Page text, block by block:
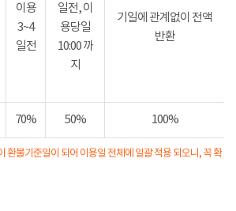
이용
3~4
일전
일전, 이
용당일
10:00 까
지
기일에 관계없이 전액
반환
70% 50% 100%
환불기준일이 되어 이용일 전체에 일괄 적용 되오니, 꼭 확